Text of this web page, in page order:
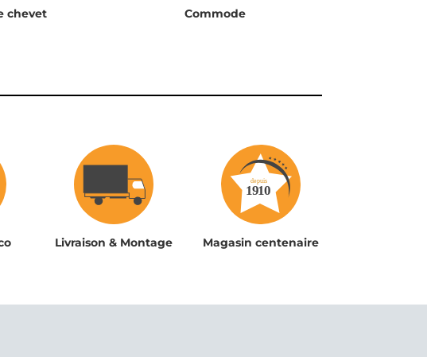
chevet Commode
Livraison & Montage Magasin centenaire